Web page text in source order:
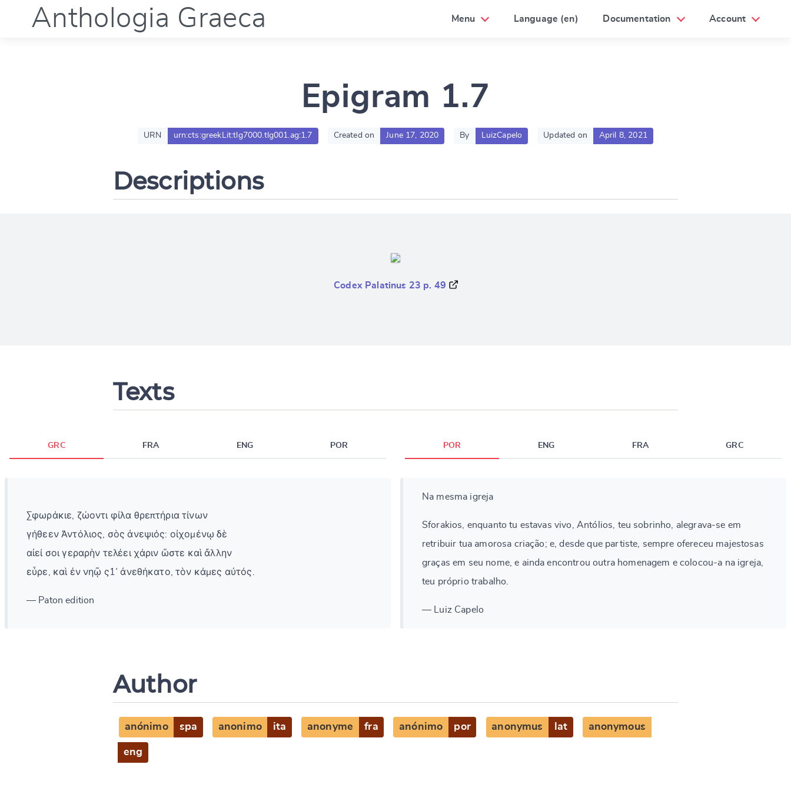
Anthologia Graeca Menu Language (en) Documentation Account
Epigram 1.7
URN urn:cts:greekLit:tlg7000.tlg001.ag:1.7 Created on June 17, 2020 By LuizCapelo Updated on April 8, 2021
Descriptions
Codex Palatinus 23 p. 49
Texts
GRC FRA ENG POR
Σφωράκιε, ζώοντι φίλα θρεπτήρια τίνων
γήθεεν Ἀντόλιος, σὸς ἀνεψιός: οἰχομένῳ δὲ
αἰεί σοι γεραρὴν τελέει χάριν ὥστε καὶ ἄλλην
εὗρε, καὶ ἐν νηῷ ς1᾽ ἀνεθήκατο, τὸν κάμες αὐτός.
— Paton edition
POR ENG FRA GRC
Na mesma igreja
Sforakios, enquanto tu estavas vivo, Antólios, teu sobrinho, alegrava-se em
retribuir tua amorosa criação; e, desde que partiste, sempre ofereceu majestosas
graças em seu nome, e ainda encontrou outra homenagem e colocou-a na igreja,
teu próprio trabalho.
— Luiz Capelo
Author
anónimo spa anonimo ita anonyme fra anónimo por anonymus lat anonymous
eng